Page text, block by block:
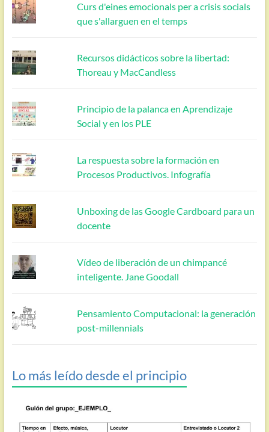
Curs d'eines emocionals per a crisis socials
que s'allarguen en el temps
Recursos didácticos sobre la libertad:
Thoreau y MacCandless
Principio de la palanca en Aprendizaje
Social y en los PLE
La respuesta sobre la formación en
Procesos Productivos. Infografía
Unboxing de las Google Cardboard para un
docente
Vídeo de liberación de un chimpancé
inteligente. Jane Goodall
Pensamiento Computacional: la generación
post-millennials
Lo más leído desde el principio